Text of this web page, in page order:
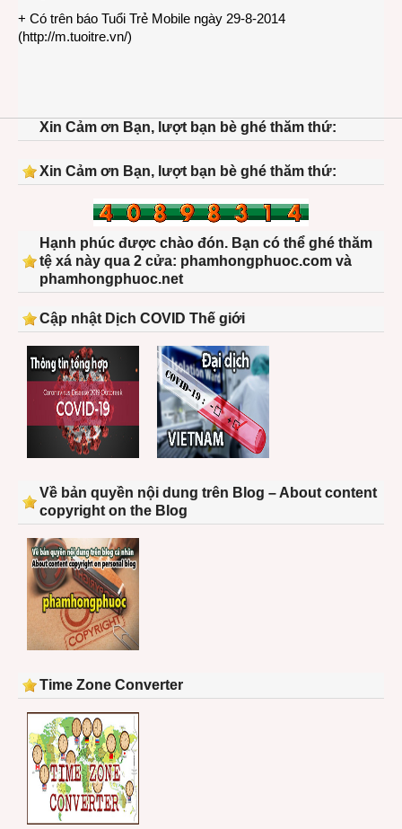
+ Có trên báo Tuổi Trẻ Mobile ngày 29-8-2014
(http://m.tuoitre.vn/)
Xin Cảm ơn Bạn, lượt bạn bè ghé thăm thứ:
Xin Cảm ơn Bạn, lượt bạn bè ghé thăm thứ:
Hạnh phúc được chào đón. Bạn có thể ghé thăm
tệ xá này qua 2 cửa: phamhongphuoc.com và
phamhongphuoc.net
Cập nhật Dịch COVID Thế giới
Về bản quyền nội dung trên Blog – About content
copyright on the Blog
Time Zone Converter